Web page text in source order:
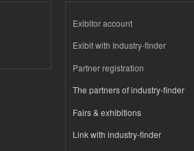
Exibitor account
Exibit with Industry-finder
Partner registration
The partners of industry-finder
Fairs & exhibitions
Link with industry-finder